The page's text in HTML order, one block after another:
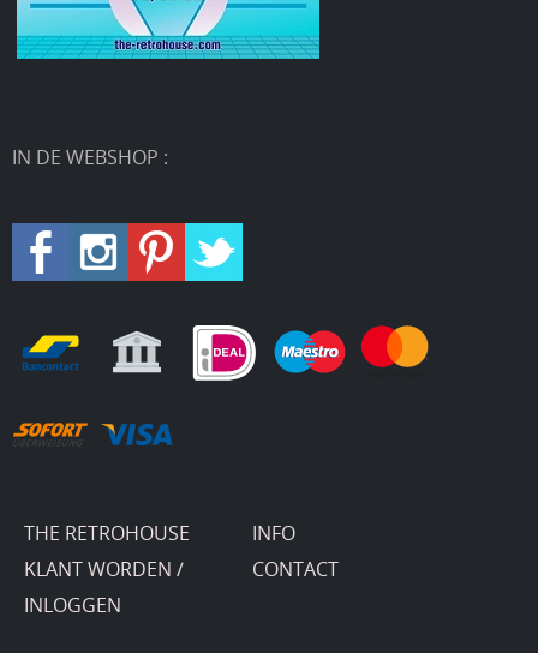
IN DE WEBSHOP :
THE RETROHOUSE
INFO
KLANT WORDEN /
INLOGGEN
CONTACT